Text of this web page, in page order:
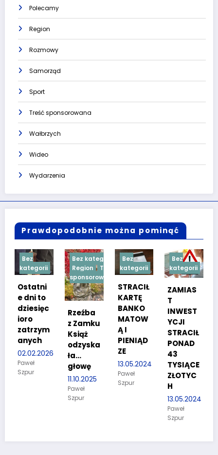
Polecamy
Region
Rozmowy
Samorząd
Sport
Treść sponsorowana
Wałbrzych
Wideo
Wydarzenia
Prawdopodobnie można pominąć
Bez kategorii
Region
Treść
sponsorowana
Rzeźba
z Zamku
Książ
odzyska
ła…
Bez
kategorii
STRACIŁ
KARTĘ
BANKO
MATOW
Ą I
PIENIĄD
ZE
13.05.2024
Szpur
Bez
kategorii
ZAMIAS
T
INWEST
YCJI
PONAD
TYSIĄCE
13.05.2024
Bez
kategorii
TESTY
NOŚCIO
KANDYD
ATÓW
POLICJI